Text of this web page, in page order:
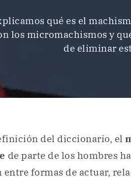
qué es el
los micromachismos y
de eliminar
del diccionario, el
de parte de los hombres
formas de actuar,